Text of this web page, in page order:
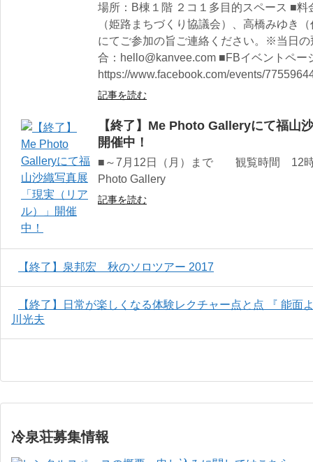
場所：B棟１階 ２コ１多目的スペース ■
（姫路まちづくり協議会）、高橋みゆき
にてご参加の旨ご連絡ください。※当日
合：hello@kanvee.com ■FBイベントペー
https://www.facebook.com/events/
記事を読む
【終了】Me Photo Galleryにて福山
開催中！
■～7月12日（月）まで 観覧時間 12
Photo Gallery
記事を読む
【終了】泉邦宏 秋のソロツアー 2017
【終了】日常が楽しくなる体験レクチャー点と点 『 能
川光夫
冷泉荘募集情報